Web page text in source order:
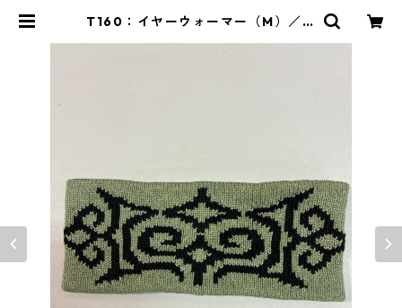
T160：イヤーウォーマー（M）／津